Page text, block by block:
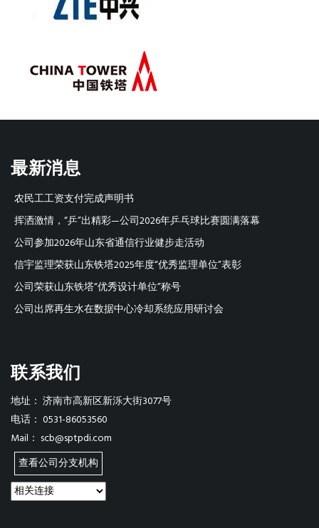
最新消息
农民工工资支付完成声明书
挥洒激情，“乒”出精彩—公司2026年乒乓球比赛圆满落幕
公司参加2026年山东省通信行业健步走活动
信宇监理荣获山东铁塔2025年度“优秀监理单位”表彰
公司荣获山东铁塔“优秀设计单位”称号
公司出席再生水在数据中心冷却系统应用研讨会
联系我们
地址： 济南市高新区新泺大街3077号
电话： 0531-86053560
Mail： scb@sptpdi.com
查看公司分支机构